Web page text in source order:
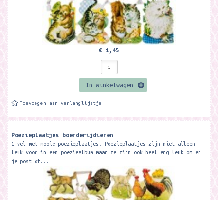
€ 1,45
In winkelwagen
Toevoegen aan verlanglijstje
Poëzieplaatjes boerderijdieren
1 vel met mooie poezieplaatjes. Poezieplaatjes zijn niet alleen
leuk voor in een poeziealbum maar ze zijn ook heel erg leuk om er
je post of...